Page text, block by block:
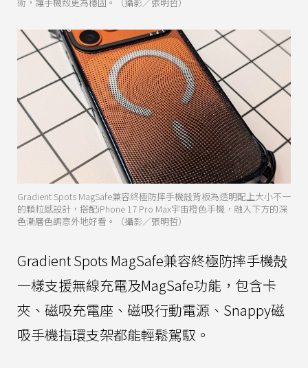
Gradient Spots MagSafe兼容終極防摔手機殻背板為透明配上大小不一
的顆粒感設計，搭配iPhone 17 Pro Max宇宙橙色手機，融入下方的深
色漸層色調意外地好看。（攝影／張明哲）
Gradient Spots MagSafe兼容終極防摔手機殻
一樣支援無線充電及MagSafe功能，包含卡
夾、磁吸充電座、磁吸行動電源、Snappy磁
吸手機指環支架都能輕鬆駕馭。